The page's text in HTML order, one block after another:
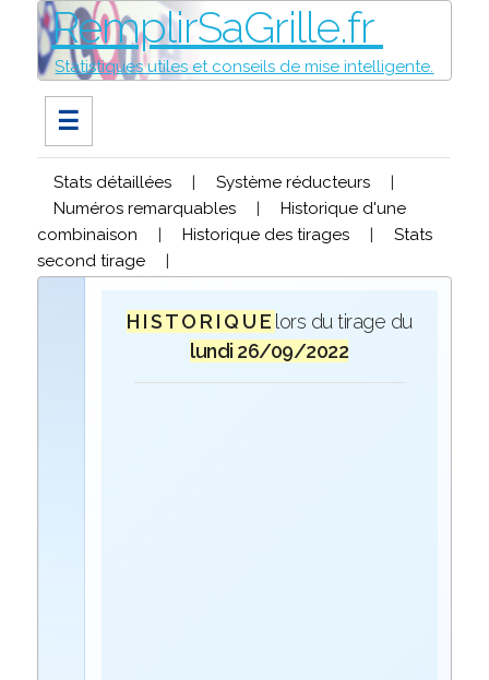
RemplirSaGrille.fr
Statistiques utiles et conseils de mise intelligente.
☰
Stats détaillées | Système réducteurs
|
Numéros remarquables
|
Historique d'une
combinaison
| Historique des tirages |
Stats
second tirage
|
H I S T O R I Q U E lors du tirage du
lundi 26/09/2022